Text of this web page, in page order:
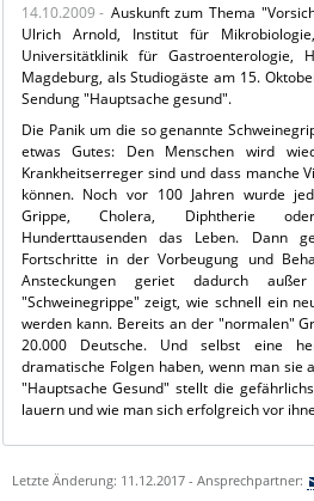
PRESSE
ÜBER UNS
INTERNATIONAL
INTRANET
14.10.2009 - Auskunft zum Thema
Ulrich Arnold, Institut für
Universitätklinik für Gastroenterologie,
Magdeburg, als Studiogäste am 15.
Sendung "Hauptsache gesund".
Die Panik um die so genannte
etwas Gutes: Den Menschen wird
Krankheitserreger sind und dass manche
können. Noch vor 100 Jahren wurde
Grippe, Cholera, Diphtherie
Hunderttausenden das Leben. Dann
Fortschritte in der Vorbeugung und
Ansteckungen geriet dadurch
"Schweinegrippe" zeigt, wie schnell ein
werden kann. Bereits an der "normalen"
20.000 Deutsche. Und selbst eine
dramatische Folgen haben, wenn man sie
"Hauptsache Gesund" stellt die
lauern und wie man sich erfolgreich vor
Letzte Änderung: 11.12.2017 - Ansprechpartner: